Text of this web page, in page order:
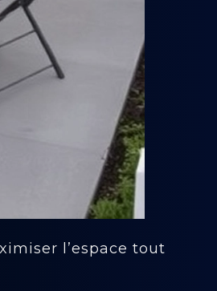
l’espace tout